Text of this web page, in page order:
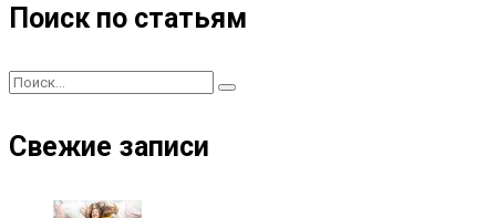
Поиск по статьям
Свежие записи